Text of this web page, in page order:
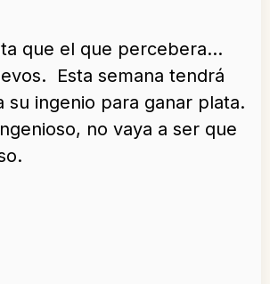
que el que percebera…
Esta semana tendrá
su ingenio para ganar plata.
no vaya a ser que